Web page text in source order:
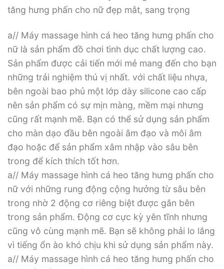
tăng hưng phấn cho nữ đẹp mắt, sang trọng
a// Máy massage hình cá heo tăng hưng phấn cho
nữ là sản phẩm đồ chơi tình dục chất lượng cao.
Sản phẩm được cải tiến mới mẻ mang đến cho bạn
những trải nghiệm thú vị nhất. với chất liệu nhựa,
bên ngoài bao phủ một lớp dày silicone cao cấp
nên sản phẩm có sự mịn màng, mềm mại nhưng
cũng rất mạnh mẽ. Bạn có thể sử dụng sản phẩm
cho màn dạo đầu bên ngoài âm đạo và môi âm
đạo hoặc để sản phẩm xâm nhập vào sâu bên
trong để kích thích tốt hơn.
a// Máy massage hình cá heo tăng hưng phấn cho
nữ với những rung động cộng hưởng từ sâu bên
trong nhờ 2 động cơ riêng biệt được gắn bên
trong sản phẩm. Động cơ cực kỳ yên tĩnh nhưng
cũng vô cùng mạnh mẽ. Bạn sẽ không phải lo lắng
vì tiếng ổn ào khó chịu khi sử dụng sản phẩm này.
a// Máy massage hình cá heo tăng hưng phấn cho